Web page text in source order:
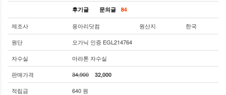
후기글 문의글 84
제조사 옹아리닷컴 원산지
한국
원단
오가닉 인증 EGL214764
자수실
마라톤 자수실
판매가격
34,900 32,000
적립금 640 원